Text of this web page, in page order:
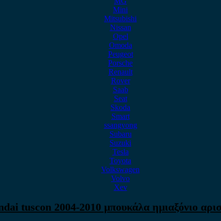
Mini
Mitsubishi
Nissan
Opel
Omoda
Peugeot
Porsche
Renault
Rover
Saab
Seat
Skoda
Smart
ssangyong
Subaru
Suzuki
Tesla
Toyota
Volkswagen
Volvo
Xev
tuscon 2004-2010 μπουκάλα ημιαξόνιο